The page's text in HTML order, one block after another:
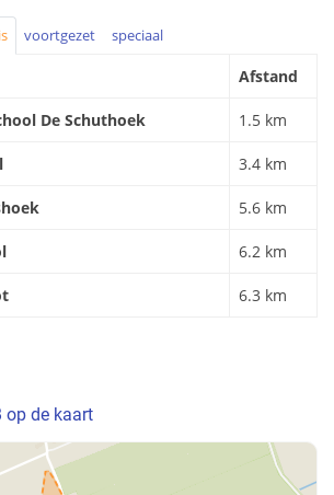
voortgezet speciaal
Afstand
De Schuthoek 1.5 km
3.4 km
5.6 km
6.2 km
6.3 km
op de kaart